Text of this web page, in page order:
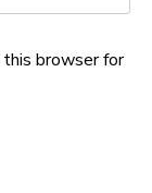
this browser for